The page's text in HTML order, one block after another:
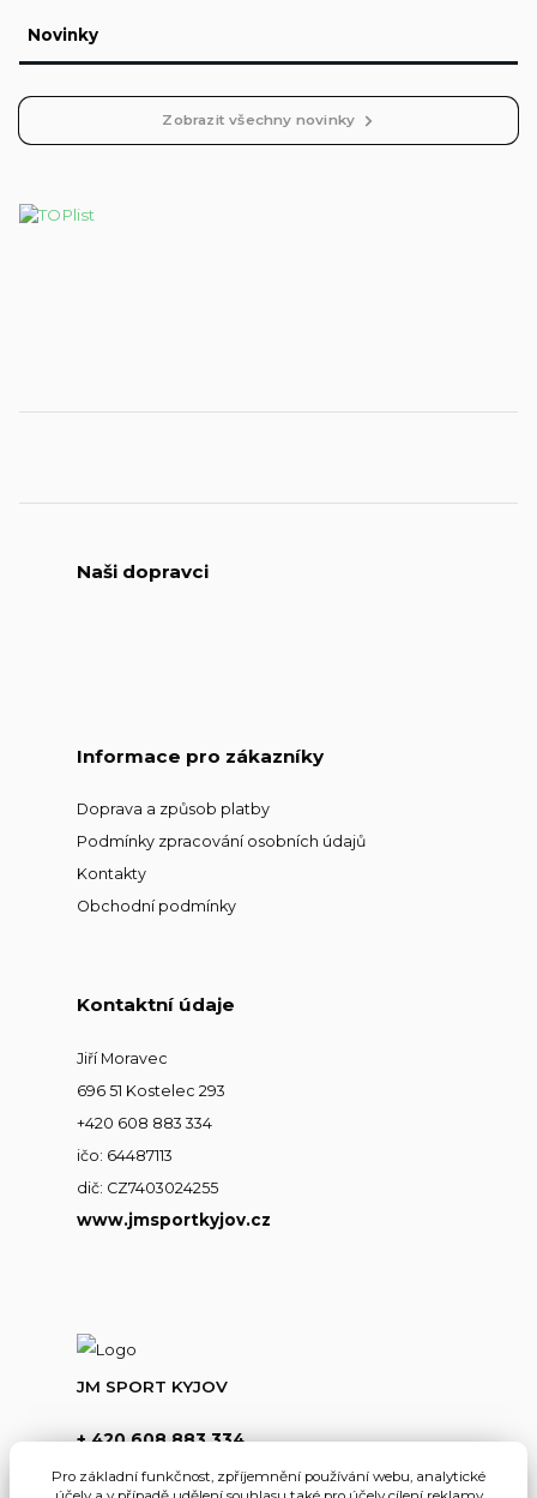
Novinky
Zobrazit všechny novinky
Naši dopravci
Informace pro zákazníky
Doprava a způsob platby
Podmínky zpracování osobních údajů
Kontakty
Obchodní podmínky
Kontaktní údaje
Jiří Moravec
696 51 Kostelec 293
+420 608 883 334
ičo: 64487113
dič: CZ7403024255
www.jmsportkyjov.cz
JM SPORT KYJOV
+ 420 608 883 334
Pro základní funkčnost, zpříjemnění používání webu, analytické